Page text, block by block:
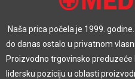
Naša prica počela je 1999.
do danas ostalo u privatnom
Proizvodno trgovinsko
lidersku poziciju u oblasti